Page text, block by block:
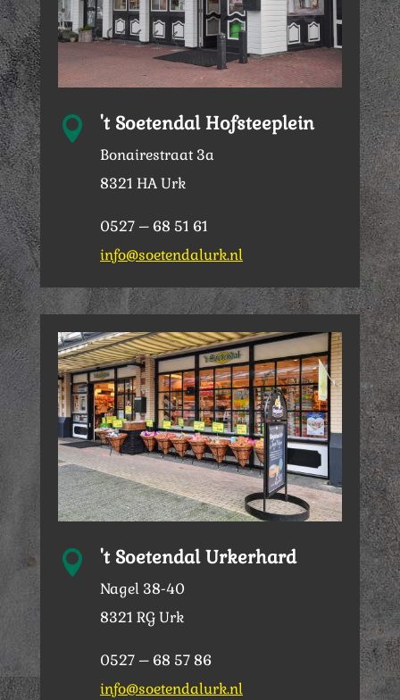
 't Soetendal Hofsteeplein
Bonairestraat 3a
8321 HA Urk
0527 – 68 51 61
info@soetendalurk.nl
 't Soetendal Urkerhard
Nagel 38-40
8321 RG Urk
0527 – 68 57 86
info@soetendalurk.nl